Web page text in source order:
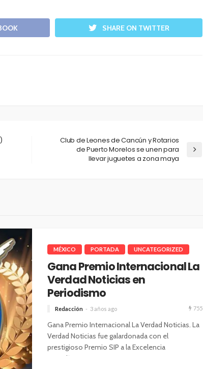
SHARE ON TWITTER
Club de Leones de Cancún y Rotarios
de Puerto Morelos se unen para
llevar juguetes a zona maya
MÉXICO PORTADA UNCATEGORIZED
Gana Premio Internacional La
Verdad Noticias en
Periodismo
Redacción 3 años ago 755
Gana Premio Internacional La Verdad Noticias. La
Verdad Noticias fue galardonada con el
prestigioso Premio SIP a la Excelencia
Periodística...